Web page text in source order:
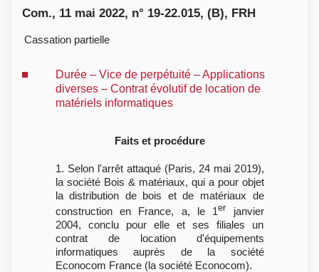
Com., 11 mai 2022, n° 19-22.015, (B), FRH
Cassation partielle
Durée – Vice de perpétuité – Applications
diverses – Contrat évolutif de location de
matériels informatiques
Faits et procédure
1. Selon l'arrêt attaqué (Paris, 24 mai 2019),
la société Bois & matériaux, qui a pour objet
la distribution de bois et de matériaux de
construction en France, a, le 1er
janvier
2004, conclu pour elle et ses filiales un
contrat de location d'équipements
informatiques auprès de la société
Econocom France (la société Econocom).